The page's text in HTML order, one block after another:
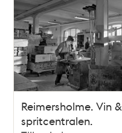
Reimersholme. Vin &
spritcentralen.